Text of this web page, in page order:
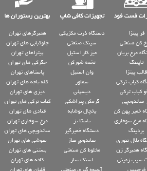
فست فود تجهیزات کافی شاپ بهترین رستوران ها
فر پیتزا
کن صنعتی
مرغ بریان
تاپینگ
قالب پیتزا
کباب ترکی
کباب ترکی
ساندویچی
خمیر پهن کن
مرغ سوخاری
بردینگ
بلال تنوری
همبرگر زن
سیب زمینی
دستگاه ذرت مکزیکی
سینک صنعتی
میز کار استیل
تخمه شورکن
وان استیل
سماور
دیسپلی
گرمکن پیراشکی
یخچال نوشابه
پاستا پز
دستگاه خمیرگیر
ساندویچ ساز
مخلوط کن صنعتی
اسنک ساز
همبرگرهای تهران
چلوکبابی های تهران
پیتزاهای تهران
جگرکی های تهران
پاستاهای تهران
کله پاچه های تهران
دیزی های تهران
کباب ترکی های تهران
قنادی های تهران
مرغ سوخاری تهران
ساندویچی های تهران
سوشی های تهران
بستنی های تهران
کافه های تهران